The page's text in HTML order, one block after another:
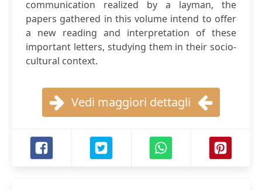
communication realized by a layman, the
papers gathered in this volume intend to offer
a new reading and interpretation of these
important letters, studying them in their socio-
cultural context.
Vedi maggiori dettagli